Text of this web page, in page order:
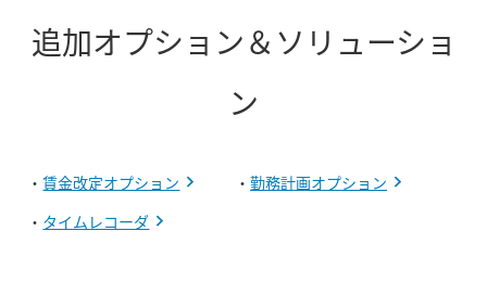
追加オプション＆ソリューショ
ン
・賃金改定オプション ・勤務計画オプション
・ タイムレコーダ